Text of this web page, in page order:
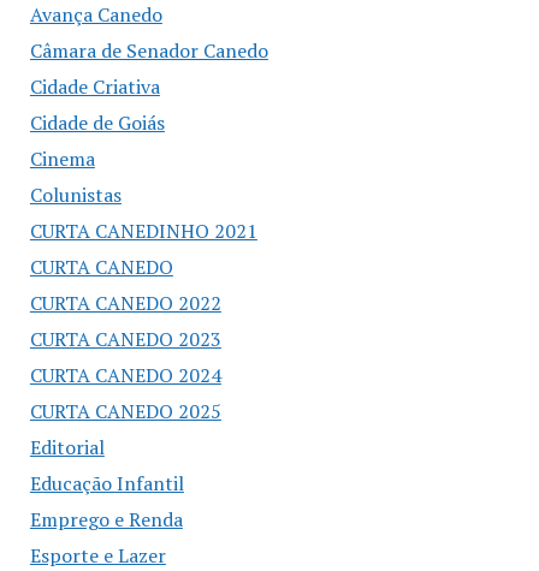
Avança Canedo
Câmara de Senador Canedo
Cidade Criativa
Cidade de Goiás
Cinema
Colunistas
CURTA CANEDINHO 2021
CURTA CANEDO
CURTA CANEDO 2022
CURTA CANEDO 2023
CURTA CANEDO 2024
CURTA CANEDO 2025
Editorial
Educação Infantil
Emprego e Renda
Esporte e Lazer